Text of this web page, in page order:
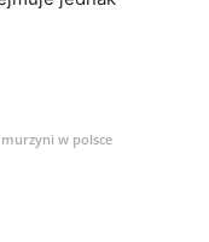
murzyni w polsce